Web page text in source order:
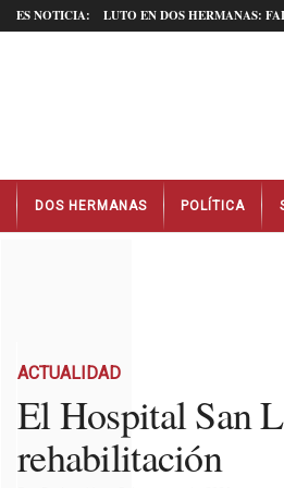
ES NOTICIA: LUTO EN DOS HERMANAS:
t
DOS HERMANAS POLÍTICA
ACTUALIDAD
El Hospital San
rehabilitación